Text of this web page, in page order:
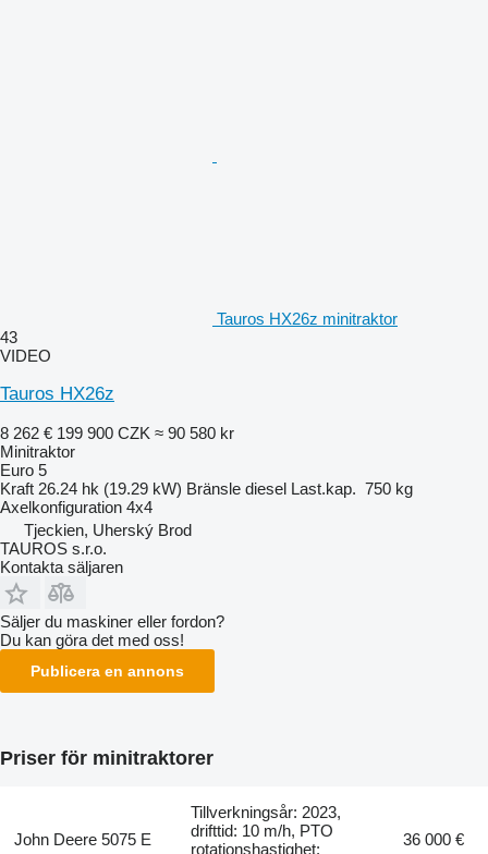
Tauros HX26z minitraktor
43
VIDEO
Tauros HX26z
8 262 € 199 900 CZK ≈ 90 580 kr
Minitraktor
Euro 5
Kraft 26.24 hk (19.29 kW) Bränsle diesel Last.kap. 750 kg
Axelkonfiguration 4x4
Tjeckien, Uherský Brod
TAUROS s.r.o.
Kontakta säljaren
Säljer du maskiner eller fordon?
Du kan göra det med oss!
Publicera en annons
Priser för minitraktorer
John Deere 5075 E
Tillverkningsår: 2023,
drifttid: 10 m/h, PTO
rotationshastighet:
36 000 €